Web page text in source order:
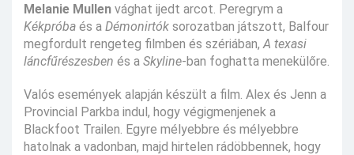
Melanie Mullen vághat ijedt arcot. Peregrym a
Kékpróba és a Démonirtók sorozatban játszott, Balfour
megfordult rengeteg filmben és szériában, A texasi
láncfűrészesben és a Skyline-ban foghatta menekülőre.
Valós események alapján készült a film. Alex és Jenn a
Provincial Parkba indul, hogy végigmenjenek a
Blackfoot Trailen. Egyre mélyebbre és mélyebbre
hatolnak a vadonban, majd hirtelen rádöbbennek, hogy